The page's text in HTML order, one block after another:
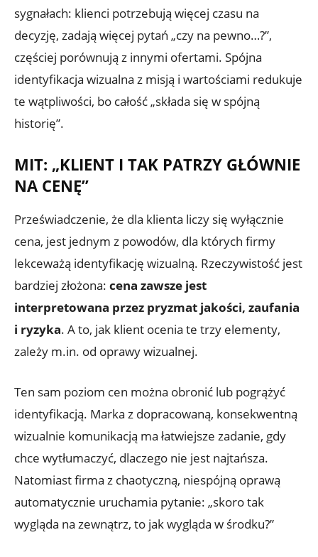
sygnałach: klienci potrzebują więcej czasu na
decyzję, zadają więcej pytań „czy na pewno…?”,
częściej porównują z innymi ofertami. Spójna
identyfikacja wizualna z misją i wartościami redukuje
te wątpliwości, bo całość „składa się w spójną
historię”.
MIT: „KLIENT I TAK PATRZY GŁÓWNIE
NA CENĘ”
Przeświadczenie, że dla klienta liczy się wyłącznie
cena, jest jednym z powodów, dla których firmy
lekceważą identyfikację wizualną. Rzeczywistość jest
bardziej złożona: cena zawsze jest
interpretowana przez pryzmat jakości, zaufania
i ryzyka. A to, jak klient ocenia te trzy elementy,
zależy m.in. od oprawy wizualnej.
Ten sam poziom cen można obronić lub pogrążyć
identyfikacją. Marka z dopracowaną, konsekwentną
wizualnie komunikacją ma łatwiejsze zadanie, gdy
chce wytłumaczyć, dlaczego nie jest najtańsza.
Natomiast firma z chaotyczną, niespójną oprawą
automatycznie uruchamia pytanie: „skoro tak
wygląda na zewnątrz, to jak wygląda w środku?”